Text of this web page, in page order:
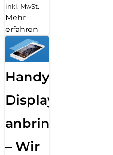
inkl. MwSt.
Mehr
erfahren
Handy
Displayfolie
anbringen
– Wir